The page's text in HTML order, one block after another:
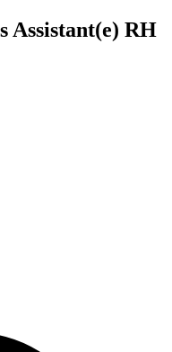
Assistant(e) RH